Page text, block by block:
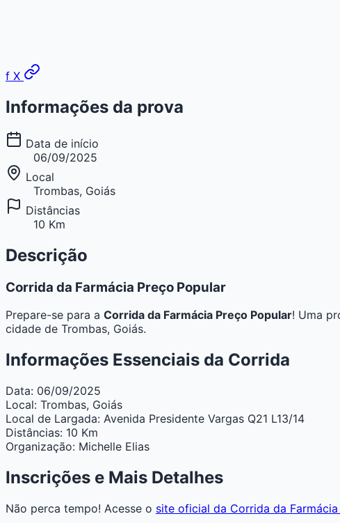
f X
Informações da prova
Data de início
06/09/2025
Local
Trombas, Goiás
Distâncias
10 Km
Descrição
Corrida da Farmácia Preço Popular
Prepare-se para a Corrida da Farmácia Preço Popular! Uma
cidade de Trombas, Goiás.
Informações Essenciais da Corrida
Data: 06/09/2025
Local: Trombas, Goiás
Local de Largada: Avenida Presidente Vargas Q21 L13/14
Distâncias: 10 Km
Organização: Michelle Elias
Inscrições e Mais Detalhes
Não perca tempo! Acesse o site oficial da Corrida da